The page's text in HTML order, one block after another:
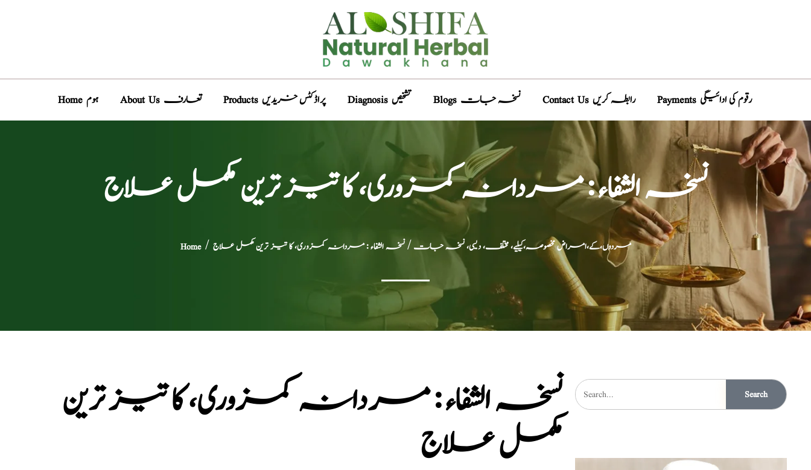
Home ہوم About Us تعارف Products پراڈکٹس خریدیں Diagnosis تشخیص Blogs نسخہ جات Contact Us رابطہ کریں Payments رقوم کی ادائیگی
نسخہ الشفاء : مردانہ کمزوری، کا تیز ترین مکمل علاج
Home/ مردوں،کے،امراض مخصوصہ،کیلیے، مختلف، دیسی، نسخہ جات / نسخہ الشفاء : مردانہ کمزوری، کا تیز ترین مکمل علاج
نسخہ الشفاء : مردانہ کمزوری، کا تیز ترین
مکمل علاج
Search